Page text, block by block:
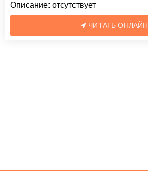
Описание: отсутствует
ЧИТАТЬ ОНЛАЙН